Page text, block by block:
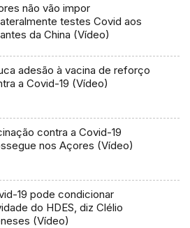
não vão impor
testes Covid aos
da China (Vídeo)
adesão à vacina de reforço
contra a Covid-19 (Vídeo)
contra a Covid-19
nos Açores (Vídeo)
19 pode condicionar
do HDES, diz Clélio
(Vídeo)